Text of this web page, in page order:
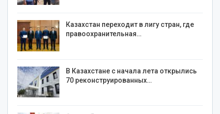
Казахстан переходит в лигу стран, где
правоохранительная…
В Казахстане с начала лета открылись
70 реконструированных…